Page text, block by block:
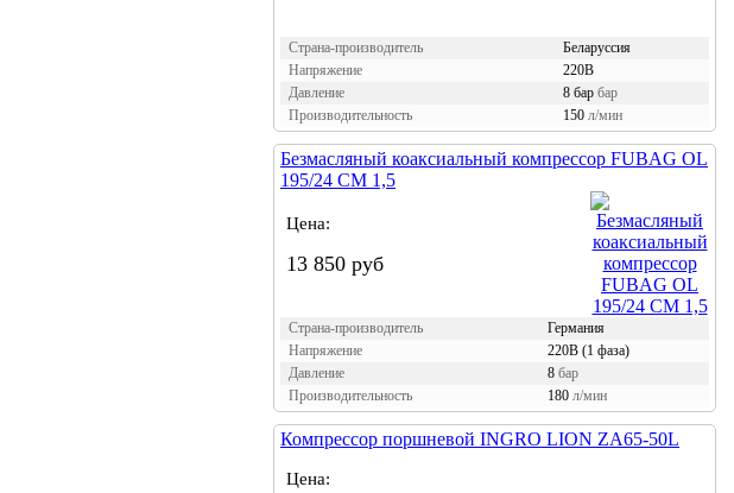
Страна-производитель
Беларуссия
Напряжение
220В
Давление
8 бар бар
Производительность
150 л/мин
Безмасляный коаксиальный компрессор FUBAG OL
195/24 CM 1,5
Цена:
13 850 руб
Страна-производитель
Германия
Напряжение
220В (1 фаза)
Давление
8 бар
Производительность
180 л/мин
Компрессор поршневой INGRO LION ZA65-50L
Цена: